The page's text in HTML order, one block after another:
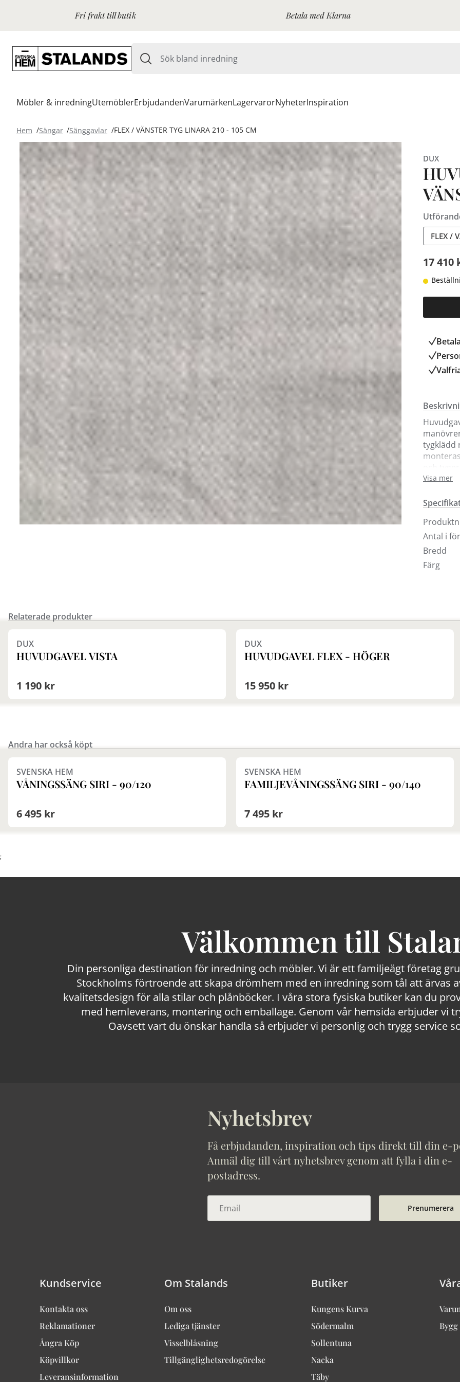
Fri frakt till butik Betala med Klarna
Möbler & inredningUtemöblerErbjudandenVarumärkenLagervarorNyheterInspiration
Hem Sängar Sänggavlar FLEX / VÄNSTER TYG LINARA 210 - 105 CM
DUX
FLEX /
17 410
tygklädd
och
Visa mer
Antal i
Bredd
Färg
Relaterade produkter Finns i fler val (28)
DUX
HUVUDGAVEL VISTA
1 190 kr
Finns i fler val (8)
DUX
HUVUDGAVEL FLEX - HÖGER
15 950 kr
Andra har också köpt Finns i fler val (2)
SVENSKA HEM
VÅNINGSSÄNG SIRI - 90/120
6 495 kr
Finns i fler val (2)
SVENSKA HEM
FAMILJEVÅNINGSSÄNG SIRI - 90/140
7 495 kr
;
Välkommen till
Din personliga destination för inredning och möbler. Vi är ett familjeägt företag
Stockholms förtroende att skapa drömhem med en inredning som tål att ärvas
kvalitetsdesign för alla stilar och plånböcker. I våra stora fysiska butiker kan du
med hemleverans, montering och emballage. Genom vår hemsida erbjuder vi
Oavsett vart du önskar handla så erbjuder vi personlig och trygg service
Nyhetsbrev
Få erbjudanden, inspiration och tips direkt till din e-
Anmäl dig till vårt nyhetsbrev genom att fylla i din e-
postadress.
Prenumerera
Kundservice
Kontakta oss
Reklamationer
Ångra Köp
Köpvillkor
Leveransinformation
Om Stalands
Om oss
Lediga tjänster
Visselblåsning
Tillgänglighetsredogörelse
Butiker
Kungens Kurva
Södermalm
Sollentuna
Nacka
Täby